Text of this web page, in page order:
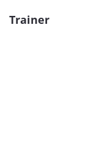
Trainer